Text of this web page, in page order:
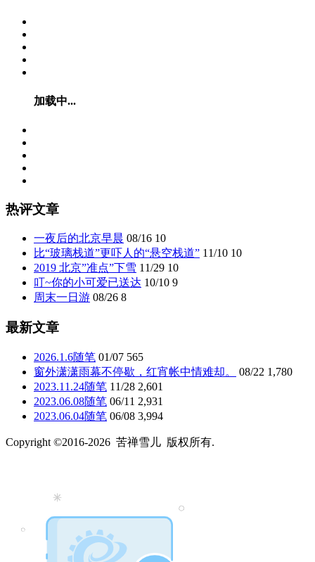
加载中...
热评文章
一夜后的北京早晨 08/16 10
比“玻璃栈道”更吓人的“悬空栈道” 11/10 10
2019 北京”准点”下雪 11/29 10
叮~你的小可爱已送达 10/10 9
周末一日游 08/26 8
最新文章
2026.1.6随笔 01/07 565
窗外潇潇雨幕不停歇，红宵帐中情难却。
08/22 1,780
2023.11.24随笔 11/28 2,601
2023.06.08随笔 06/11 2,931
2023.06.04随笔 06/08 3,994
Copyright ©2016-2026 苦禅雪儿 版权所有.